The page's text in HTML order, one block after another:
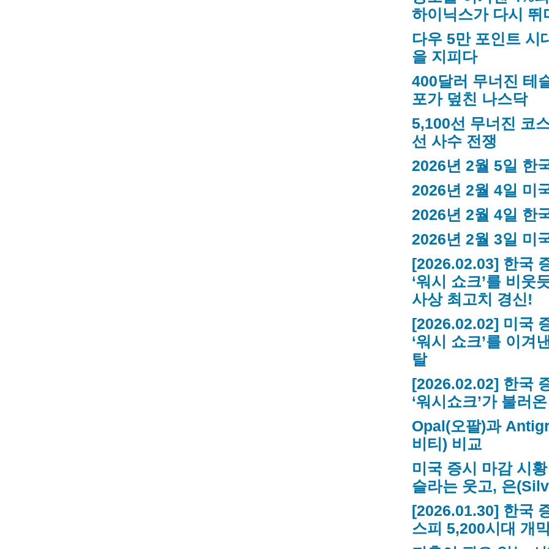
하이닉스가 다시 뛰
다우 5만 포인트 시
을 지피다
400달러 무너진 테
포가 덮친 나스닥
5,100선 무너진 코
선 사수 전쟁
2026년 2월 5일 한
2026년 2월 4일 미
2026년 2월 4일 한
2026년 2월 3일 미
[2026.02.03] 한국
‘워시 쇼크’를 비웃
사상 최고치 경신!
[2026.02.02] 미국
‘워시 쇼크’를 이겨
탈
[2026.02.02] 한국
‘워시쇼크’가 불러
Opal(오팔)과
비티) 비교
미국 증시 마감 시
슬라는 웃고, 은
[2026.01.30] 한국
스피 5,200시대 개